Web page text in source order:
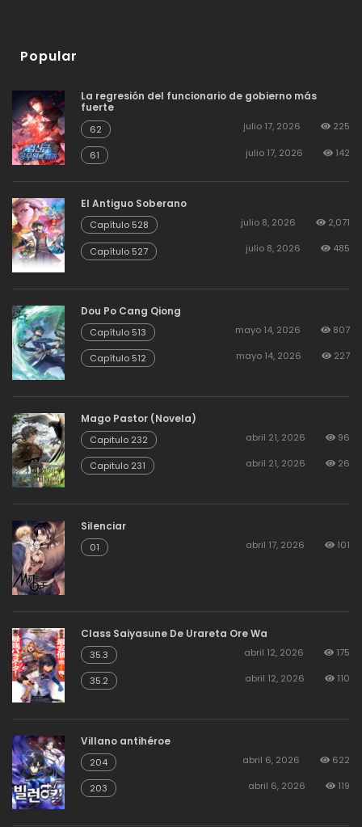
Popular
La regresión del funcionario de gobierno más
fuerte
62 julio 17, 2026 225
61 julio 17, 2026 142
El Antiguo Soberano
Capítulo 528 julio 8, 2026 2,071
Capítulo 527 julio 8, 2026 485
Dou Po Cang Qiong
Capítulo 513 mayo 14, 2026 807
Capítulo 512 mayo 14, 2026 227
Mago Pastor (Novela)
Capitulo 232 abril 21, 2026 96
Capitulo 231 abril 21, 2026 26
Silenciar
01 abril 17, 2026 101
Class Saiyasune De Urareta Ore Wa
35.3 abril 12, 2026 175
35.2 abril 12, 2026 110
Villano antihéroe
204 abril 6, 2026 622
203 abril 6, 2026 119